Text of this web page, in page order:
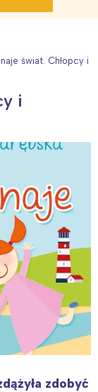
świat. Chłopcy i
i
zdobyć